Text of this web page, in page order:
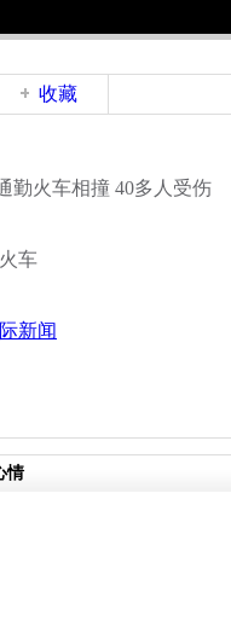
收藏
火车相撞 40多人受伤
车
新闻
情